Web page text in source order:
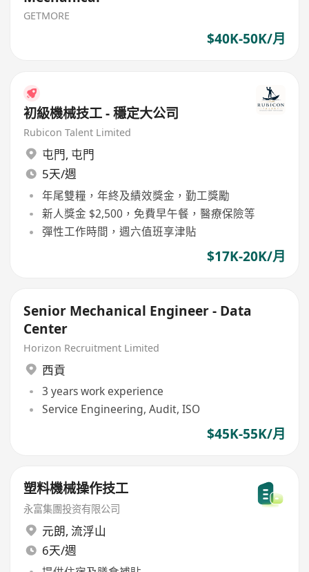
GETMORE
$40K-50K/月
初級機械技工 - 穩定大公司
Rubicon Talent Limited
屯門, 屯門
5天/週
年尾雙糧，年終及績效獎金，勤工獎勵
新人獎金 $2,500，免費早午餐，醫療保險等
彈性工作時間，週六值班享津貼
$17K-20K/月
Senior Mechanical Engineer - Data
Center
Horizon Recruitment Limited
西貢
3 years work experience
Service Engineering, Audit, ISO
$45K-55K/月
塑料機械操作技工
永富集團投资有限公司
元朗, 流浮山
6天/週